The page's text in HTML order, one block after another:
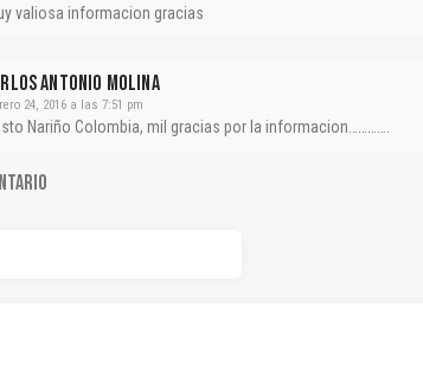
valiosa informacion gracias
ANTONIO MOLINA
24, 2016 a las 7:51 pm
Nariño Colombia, mil gracias por la informacion………….